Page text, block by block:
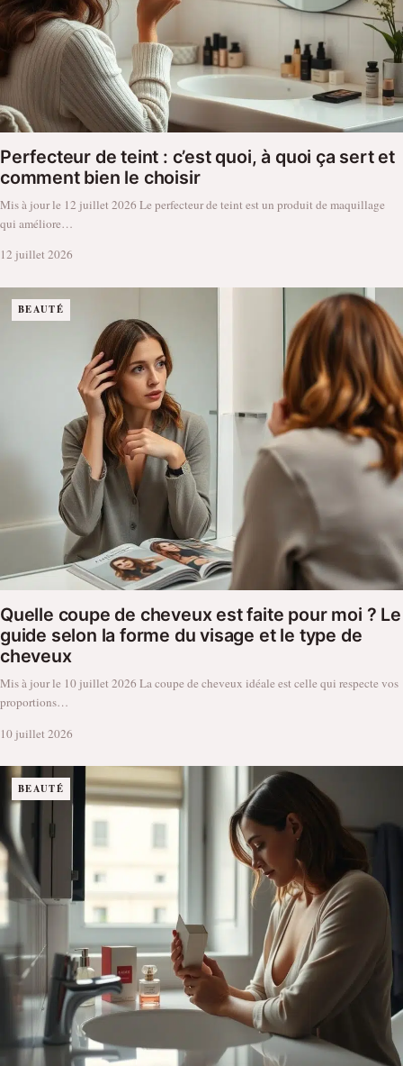
Perfecteur de teint : c’est quoi, à quoi ça sert et
comment bien le choisir
Mis à jour le 12 juillet 2026 Le perfecteur de teint est un produit de maquillage
qui améliore…
12 juillet 2026
BEAUTÉ
Quelle coupe de cheveux est faite pour moi ? Le
guide selon la forme du visage et le type de
cheveux
Mis à jour le 10 juillet 2026 La coupe de cheveux idéale est celle qui respecte vos
proportions…
10 juillet 2026
BEAUTÉ